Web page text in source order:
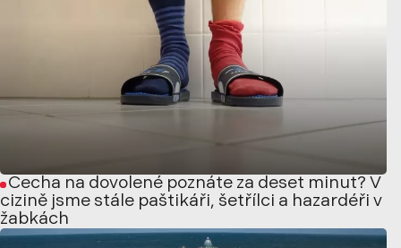
Čecha na dovolené poznáte za deset minut? V
cizině jsme stále paštikáři, šetřílci a hazardéři v
žabkách